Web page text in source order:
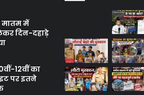
मातम में
दिन-दहाड़े
12वीं का
पर इतने